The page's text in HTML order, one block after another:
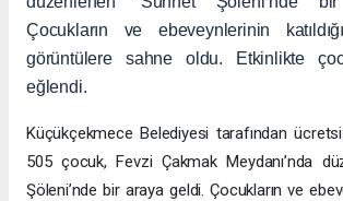
Çocukların ve ebeveynlerinin
görüntülere sahne oldu. Etkinlikte
eğlendi.
Küçükçekmece Belediyesi tarafından
505 çocuk, Fevzi Çakmak Meydanı’nda
Şöleni’nde bir araya geldi. Çocukların ve